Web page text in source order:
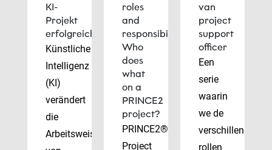
KI-
Projekt
erfolgreich
Künstliche
Intelligenz
(KI)
verändert
die
Arbeitsweise
roles
and
responsibilities:
Who
does
what
on a
PRINCE2
project?
PRINCE2®
Project
van
project
support
officer
Een
serie
waarin
we de
verschillende
rollen